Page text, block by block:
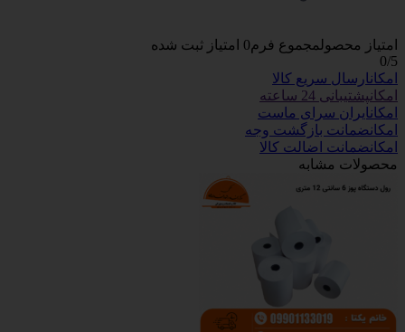
امتیاز محصولمجموع فرم0 امتیاز ثبت شده
0/5
امکانارسال سریع کالا
امکانپشتیبانی 24 ساعته
امکانایران سرای ماست
امکانضمانت بازگشت وجه
امکانضمانت اضالت کالا
محصولات مشابه